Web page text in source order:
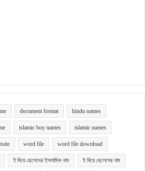
document format hindu names
islamic boy names islamic names
word file word file download
ই দিয়ে ছেলেদের ইসলামিক নাম ই দিয়ে ছেলেদের নাম